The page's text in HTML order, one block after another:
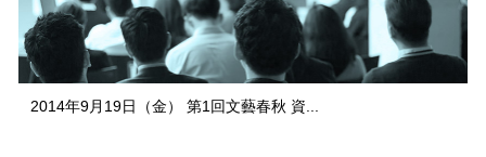
2014年9月19日（金） 第1回文藝春秋 資...